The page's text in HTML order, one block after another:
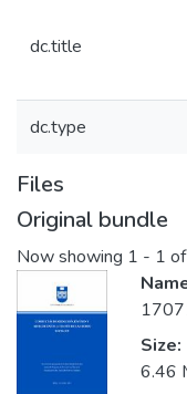
dc.title
dc.type
Files
Original bundle
Now showing 1 - 1
Size:
6.46